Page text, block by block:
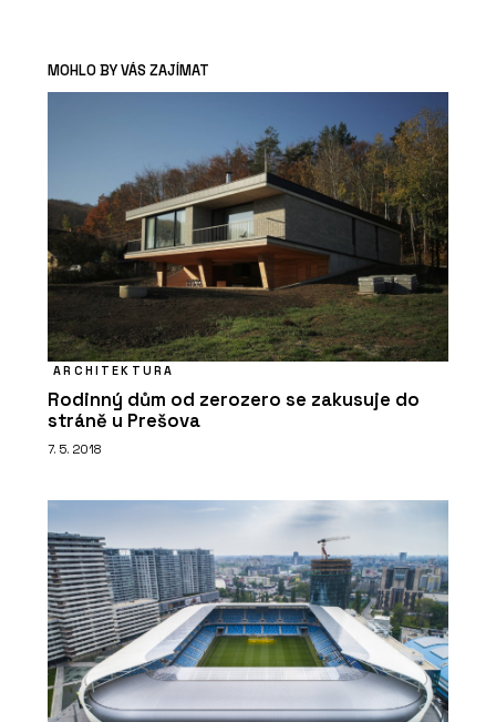
MOHLO BY VÁS ZAJÍMAT
ARCHITEKTURA
Rodinný dům od zerozero se zakusuje do
stráně u Prešova
7. 5. 2018